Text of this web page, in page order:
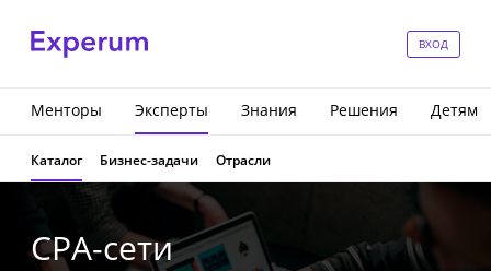
ВХОД
Менторы Эксперты Знания Решения Детям
Каталог Бизнес-задачи Отрасли
CPA-сети